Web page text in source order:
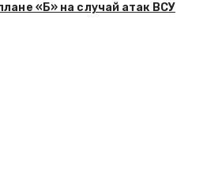
«Б» на случай атак ВСУ